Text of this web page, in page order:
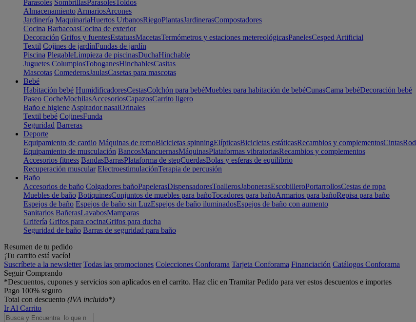
Parasoles SombrillasParasolesToldos
Almacenamiento ArmariosArcones
Jardinería MaquinariaHuertos UrbanosRiegoPlantasJardinerasCompostadores
Cocina BarbacoasCocina de exterior
Decoración Grifos y fuentesEstatuasMacetasTermómetros y estaciones metereológicasPanelesCesped Artificial
Textil Cojines de jardínFundas de jardín
Piscina PlegableLimpieza de piscinasDuchaHinchable
Juguetes ColumpiosToboganesHinchablesCasitas
Mascotas ComederosJaulasCasetas para mascotas
Bebé
Habitación bebé HumidificadoresCestasColchón para bebéMuebles para habitación de bebéCunasCama bebéDecoración bebé
Paseo CocheMochilasAccesoriosCapazosCarrito ligero
Baño e higiene Aspirador nasalOrinales
Textil bebé CojinesFunda
Seguridad Barreras
Deporte
Equipamiento de cardio Máquinas de remoBicicletas spinningElípticasBicicletas estáticasRecambios y complementosCintas
Equipamiento de musculación BancosMancuernasMáquinasPlataformas vibratoriasRecambios y complementos
Accesorios fitness BandasBarrasPlataforma de stepCuerdasBolas y esferas de equilibrio
Recuperación muscular ElectroestimulaciónTerapia de percusión
Baño
Accesorios de baño Colgadores bañoPapelerasDispensadoresToallerosJabonerasEscobilleroPortarrollosCestas de ropa
Muebles de baño BotiquinesConjuntos de muebles para bañoTocadores para bañoArmarios para bañoRepisa para baño
Espejos de baño Espejos de baño sin LuzEspejos de baño iluminadosEspejos de baño con aumento
Sanitarios BañerasLavabosMamparas
Grifería Grifos para cocinaGrifos para ducha
Seguridad de baño Barras de seguridad para baño
Resumen de tu pedido
¡Tu carrito está vacío!
Suscríbete a la newsletter Todas las promociones Colecciones Conforama Tarjeta Conforama Financiación Catálogos Conforama
Seguir Comprando
*Descuentos, cupones y servicios son aplicados en el carrito. Haz clic en Tramitar Pedido para ver estos descuentos e importes
Pago 100% seguro
Total con descuento (IVA incluido*)
Ir Al Carrito